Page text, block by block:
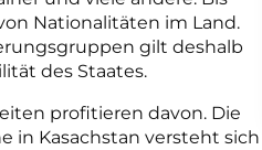
Nationalitäten im Land.
gilt deshalb
des Staates.
profitieren davon. Die
in Kasachstan versteht sich